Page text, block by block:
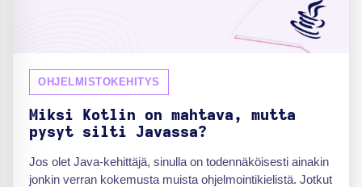
OHJELMISTOKEHITYS
Miksi Kotlin on mahtava, mutta
pysyt silti Javassa?
Jos olet Java-kehittäjä, sinulla on todennäköisesti ainakin
jonkin verran kokemusta muista ohjelmointikielistä. Jotkut